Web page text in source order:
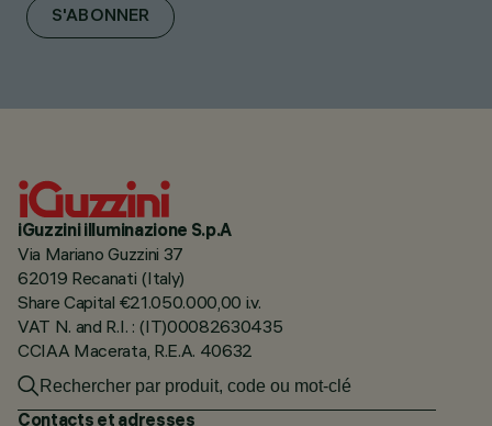
S'ABONNER
iGuzzini illuminazione S.p.A
Via Mariano Guzzini 37
62019 Recanati (Italy)
Share Capital €21.050.000,00 i.v.
VAT N. and R.I. : (IT)00082630435
CCIAA Macerata, R.E.A. 40632
Contacts et adresses